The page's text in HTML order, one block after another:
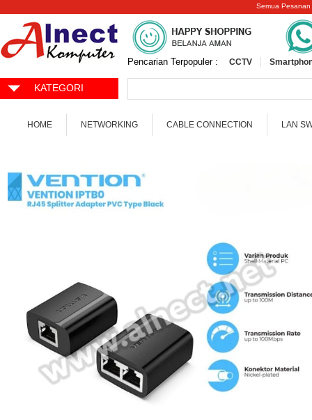
Semua Pesanan
Pencarian Terpopuler : CCTV
KATEGORI
HOME NETWORKING CABLE CONNECTION LAN